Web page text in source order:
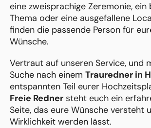
eine zweisprachige Zeremonie,
Thema oder eine ausgefallene
finden die passende Person für
Wünsche.
Vertraut auf unseren Service, und
Suche nach einem Trauredner in
entspannten Teil eurer
Freie Redner steht euch ein
Seite, das eure Wünsche versteht
Wirklichkeit werden lässt.